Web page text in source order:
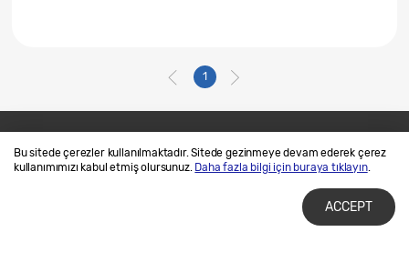
Bu sitede çerezler kullanılmaktadır. Sitede gezinmeye devam ederek çerez
kullanımımızı kabul etmiş olursunuz. Daha fazla bilgi için buraya tıklayın.
ACCEPT
1
Bize Ulaşın
SAMSUNG.COM